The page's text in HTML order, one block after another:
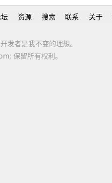
资源 搜索 联系 关于
发者是我不变的理想。
保留所有权利。